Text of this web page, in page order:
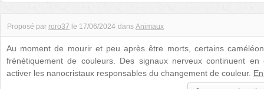
Proposé par roro37 le 17/06/2024 dans Animaux
Au moment de mourir et peu après être morts, certains
frénétiquement de couleurs. Des signaux nerveux continuent
activer les nanocristaux responsables du changement de couleur.